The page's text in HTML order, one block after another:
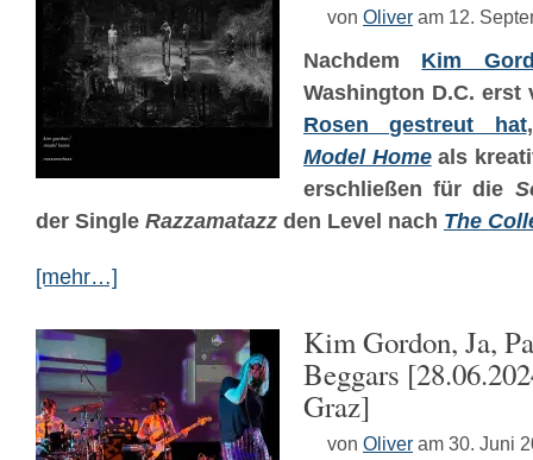
von Oliver am 12.
Nachdem Kim
Washington D.C. erst
Rosen gestreut hat
Model Homeals
erschließen für die
der Single Razzamatazz den Level nach The
[mehr…]
Kim Gordon, Ja,
Beggars
Graz]
von Oliver am 30. Juni